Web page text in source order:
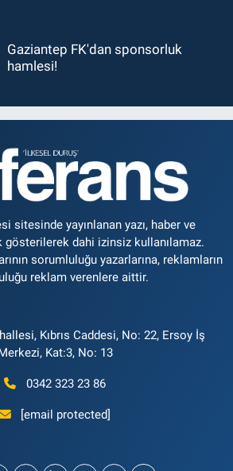
Gaziantep FK'dan sponsorluk
hamlesi!
sitesinde yayınlanan yazı, haber ve
dahi izinsiz kullanılamaz.
sorumluluğu yazarlarına, reklamların
reklam verenlere aittir.
Kıbrıs Caddesi, No: 22, Ersoy İş
Kat:3, No: 13
0342 323 23 86
[email protected]